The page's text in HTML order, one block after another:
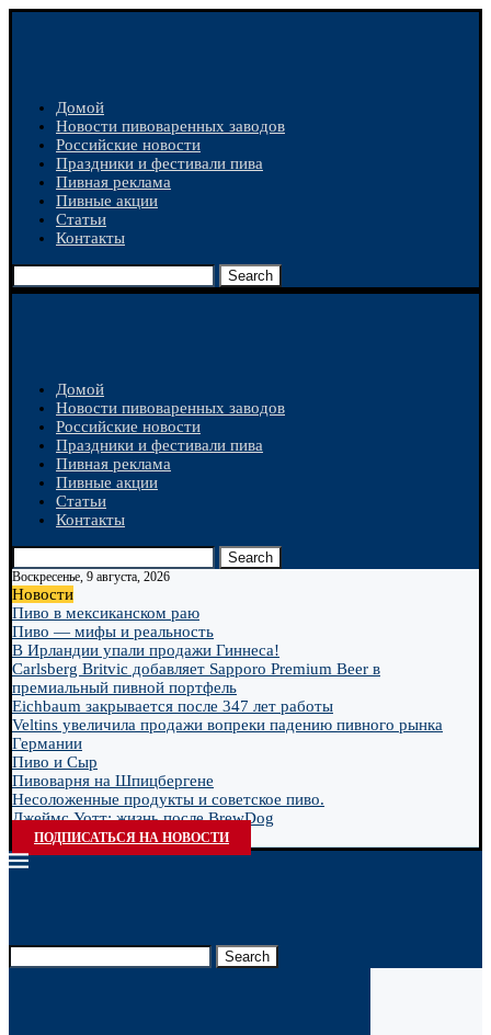
Домой
Новости пивоваренных заводов
Российские новости
Праздники и фестивали пива
Пивная реклама
Пивные акции
Статьи
Контакты
Search
Домой
Новости пивоваренных заводов
Российские новости
Праздники и фестивали пива
Пивная реклама
Пивные акции
Статьи
Контакты
Search
Воскресенье, 9 августа, 2026
Новости
Пиво в мексиканском раю
Пиво — мифы и реальность
В Ирландии упали продажи Гиннеса!
Carlsberg Britvic добавляет Sapporo Premium Beer в
премиальный пивной портфель
Eichbaum закрывается после 347 лет работы
Veltins увеличила продажи вопреки падению пивного рынка
Германии
Пиво и Сыр
Пивоварня на Шпицбергене
Несоложенные продукты и советское пиво.
Джеймс Уотт: жизнь после BrewDog
ПОДПИСАТЬСЯ НА НОВОСТИ
Search